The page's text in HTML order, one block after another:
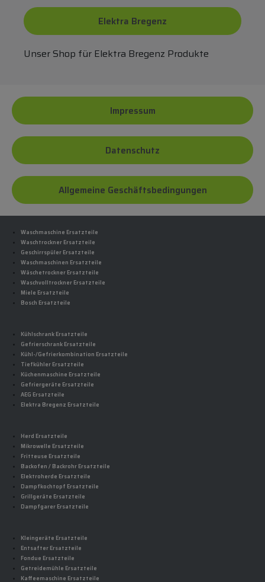
Elektra Bregenz
Unser Shop für Elektra Bregenz Produkte
Impressum
Datenschutz
Allgemeine Geschäftsbedingungen
Waschmaschine Ersatzteile
Waschtrockner Ersatzteile
Geschirrspüler Ersatzteile
Waschmaschinen Ersatzteile
Wäschetrockner Ersatzteile
Waschvolltrockner Ersatzteile
Miele Ersatzteile
Bosch Ersatzteile
Kühlschrank Ersatzteile
Gefrierschrank Ersatzteile
Kühl-/Gefrierkombination Ersatzteile
Tiefkühler Ersatzteile
Küchenmaschine Ersatzteile
Gefriergeräte Ersatzteile
AEG Ersatzteile
Elektra Bregenz Ersatzteile
Herd Ersatzteile
Mikrowelle Ersatzteile
Fritteuse Ersatzteile
Backofen / Backrohr Ersatzteile
Elektroherde Ersatzteile
Dampfkochtopf Ersatzteile
Grillgeräte Ersatzteile
Dampfgarer Ersatzteile
Kleingeräte Ersatzteile
Entsafter Ersatzteile
Fondue Ersatzteile
Getreidemühle Ersatzteile
Kaffeemaschine Ersatzteile